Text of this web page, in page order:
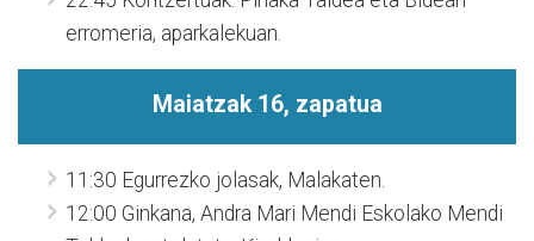
erromeria, aparkalekuan.
Maiatzak 16, zapatua
11:30 Egurrezko jolasak, Malakaten.
12:00 Ginkana, Andra Mari Mendi Eskolako Mendi